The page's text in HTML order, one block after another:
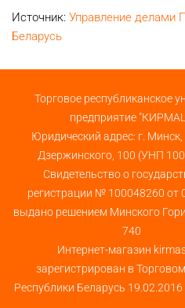
Источник: Управление делами
Беларусь
Торговое республиканское
предприятие
Юридический адрес: г. Минск,
Дзержинского, 100 (УНП
Свидетельство о
регистрации № 100048260 от
выдано решением Минского
740
Интернет-магазин
зарегистрирован в
Республики Беларусь